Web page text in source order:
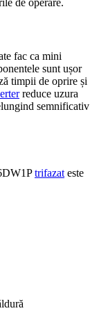
fac ca mini
sunt ușor
timpii de oprire și
reduce uzura
semnificativ
trifazat este